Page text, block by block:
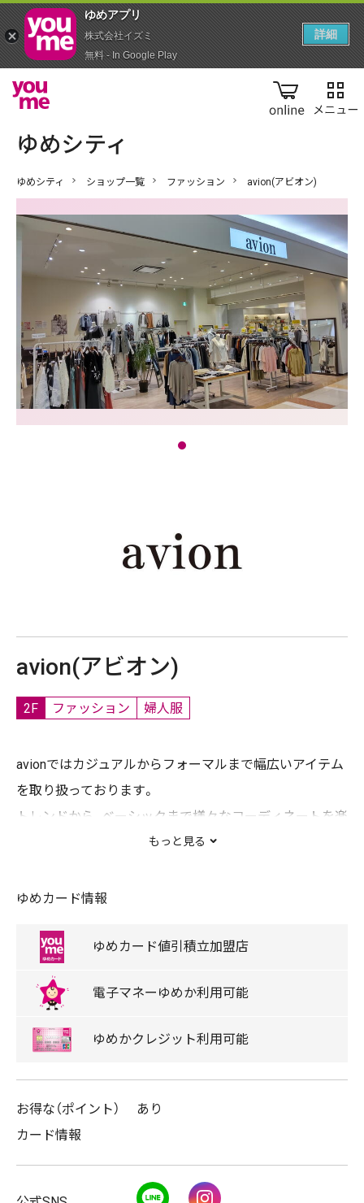
online
ゆめシティ ショップ一覧 ファッション avion(アビオン)
avion(アビオン)
2F ファッション 婦人服
avionではカジュアルからフォーマルまで幅広いアイテム
を取り扱っております。
トレンドから、ベーシックまで様々なコーディネートを楽
しむことができ、アクセサリー、Bag、くつなどの雑貨も取
HP・Instagramで新作商品やイベント・SALE情報をUPして
ゆめタウンデー対象店舗
スタッフ募集
もっと見る
ゆめカード情報
ゆめカード値引積立加盟店
電子マネー ゆめか利用可能
ゆめかクレジット利用可能
お得な（ポイント）
カード情報
あり
LINE
ゆめアプ‪リ‬
株式会社イズミ
無料 - In Google Play
詳細